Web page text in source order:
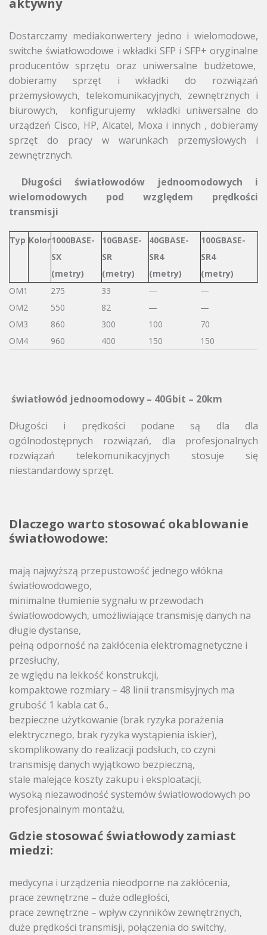
aktywny
Dostarczamy mediakonwertery jedno i wielomodowe,
switche światłowodowe i wkładki SFP i SFP+ oryginalne
producentów sprzętu oraz uniwersalne budżetowe,
dobieramy sprzęt i wkładki do rozwiązań
przemysłowych, telekomunikacyjnych, zewnętrznych i
biurowych, konfigurujemy wkładki uniwersalne do
urządzeń Cisco, HP, Alcatel, Moxa i innych , dobieramy
sprzęt do pracy w warunkach przemysłowych i
zewnętrznych.
Długości światłowodów jednoomodowych i
wielomodowych pod względem prędkości
transmisji
Typ Kolor1000BASE-
SX
(metry)
10GBASE-
SR
(metry)
40GBASE-
SR4
(metry)
100GBASE-
SR4
(metry)
OM1
275 33 —
—
OM2
550 82 —
—
OM3
860 300 100
70
OM4
960 400 150 150
światłowód jednoomodowy – 40Gbit – 20km
Długości i prędkości podane są dla dla
ogólnodostępnych rozwiązań, dla profesjonalnych
rozwiązań telekomunikacyjnych stosuje się
niestandardowy sprzęt.
Dlaczego warto stosować okablowanie
światłowodowe:
mają najwyższą przepustowość jednego włókna
światłowodowego,
minimalne tłumienie sygnału w przewodach
światłowodowych, umożliwiające transmisję danych na
długie dystanse,
pełną odporność na zakłócenia elektromagnetyczne i
przesłuchy,
ze wględu na lekkość konstrukcji,
kompaktowe rozmiary – 48 linii transmisyjnych ma
grubość 1 kabla cat 6.,
bezpieczne użytkowanie (brak ryzyka porażenia
elektrycznego, brak ryzyka wystąpienia iskier),
skomplikowany do realizacji podsłuch, co czyni
transmisję danych wyjątkowo bezpieczną,
stale malejące koszty zakupu i eksploatacji,
wysoką niezawodność systemów światłowodowych po
profesjonalnym montażu,
Gdzie stosować światłowody zamiast
miedzi:
medycyna i urządzenia nieodporne na zakłócenia,
prace zewnętrzne – duże odległości,
prace zewnętrzne – wpływ czynników zewnętrznych,
duże prędkości transmisji, połączenia do switchy,